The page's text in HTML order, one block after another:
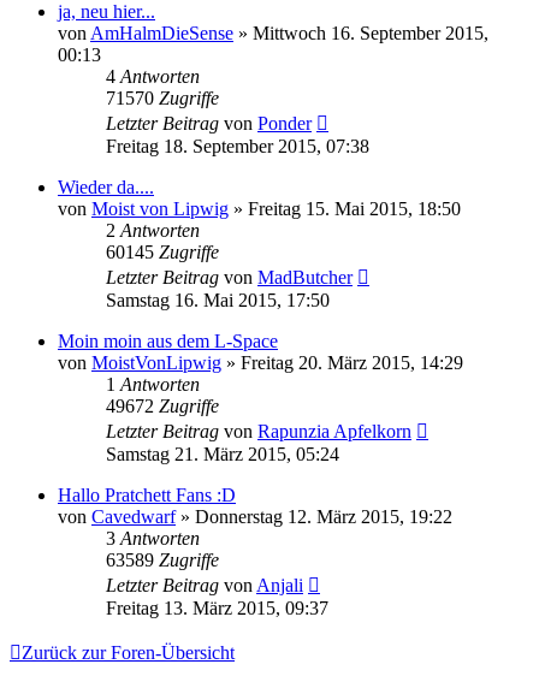
ja, neu hier...
von AmHalmDieSense » Mittwoch 16. September 2015,
00:13
4 Antworten
71570 Zugriffe
Letzter Beitrag von Ponder
Freitag 18. September 2015, 07:38
Wieder da....
von Moist von Lipwig » Freitag 15. Mai 2015, 18:50
2 Antworten
60145 Zugriffe
Letzter Beitrag von MadButcher
Samstag 16. Mai 2015, 17:50
Moin moin aus dem L-Space
von MoistVonLipwig » Freitag 20. März 2015, 14:29
1 Antworten
49672 Zugriffe
Letzter Beitrag von Rapunzia Apfelkorn
Samstag 21. März 2015, 05:24
Hallo Pratchett Fans :D
von Cavedwarf» Donnerstag 12. März 2015, 19:22
3 Antworten
63589 Zugriffe
Letzter Beitrag von Anjali
Freitag 13. März 2015, 09:37
Zurück zur Foren-Übersicht